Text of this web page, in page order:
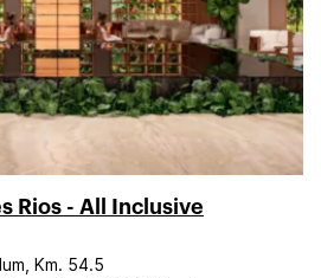
Rios - All Inclusive
Km. 54.5